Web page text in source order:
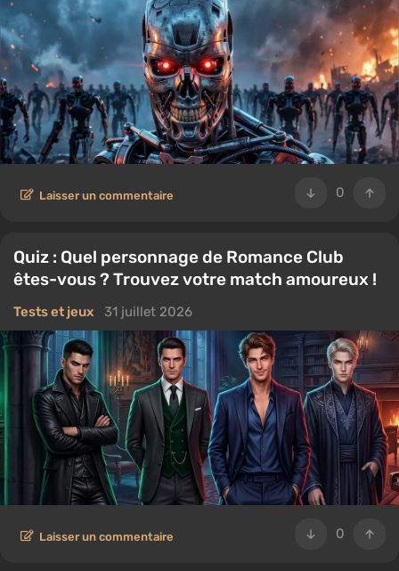
0
Laisser un commentaire
Quiz : Quel personnage de Romance Club
êtes-vous ? Trouvez votre match amoureux !
Tests et jeux 31 juillet 2026
0
Laisser un commentaire